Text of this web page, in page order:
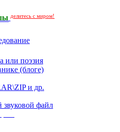
делитесь с миром!
или поэзия
(блоге)
и др.
файл